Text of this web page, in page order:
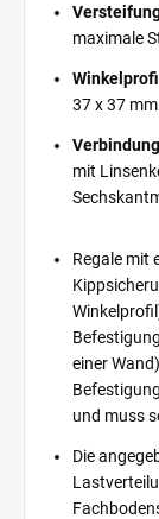
maximale
37 x 37
mit
Regale mit
einer
und muss
Die